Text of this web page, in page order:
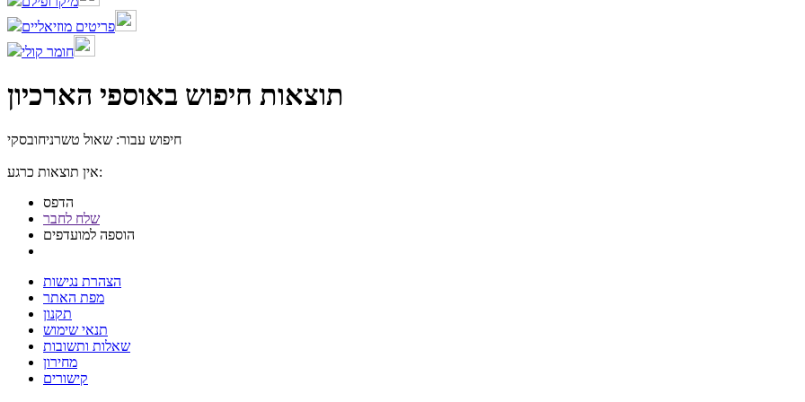
פריטים מוזיאליים
חומר קולי
תוצאות חיפוש באוספי הארכיון
חיפוש עבור: שאול טשרניחובסקי
אין תוצאות כרגע:
הדפס
שלח לחבר
הוספה למועדפים
הצהרת נגישות
מפת האתר
תקנון
תנאי שימוש
שאלות ותשובות
מחירון
קישורים